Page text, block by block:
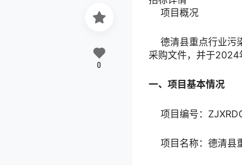
项
德清县重点行业污
采购文件，并于
一、项目基本情况
项目编号：
项目名称：德清县
0